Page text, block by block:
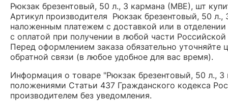
Рюкзак брезентовый, 50 л., 3 кармана (МВЕ), шт
Артикул производителя Рюкзак брезентовый, 50
наложенным платежем с доставкой или в
с оплатой при получении в любой части
Перед оформлением заказа обязательно
обратной связи (в любое удобное для вас время).
Информация о товаре "Рюкзак брезентовый, 50 л.,
положениями Статьи 437 Гражданского кодекса
производителем без уведомления.